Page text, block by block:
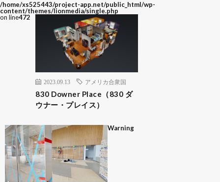
/home/xs525443/project-app.net/public_html/wp-
content/themes/lionmedia/single.php
on line472
2023.09.13 アメリカ合衆国
830 Downer Place（830 ダ
ウナー・プレイス）
Warning